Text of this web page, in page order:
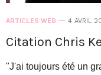
ARTICLES WEB 4 AVRIL
Citation Chris
"J'ai toujours été un